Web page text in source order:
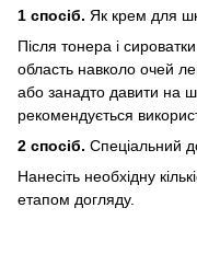
1 спосіб. Як крем для
Після тонера і
область навколо очей
або занадто давити на
рекомендується
2 спосіб. Спеціальний
Нанесіть необхідну
етапом догляду.